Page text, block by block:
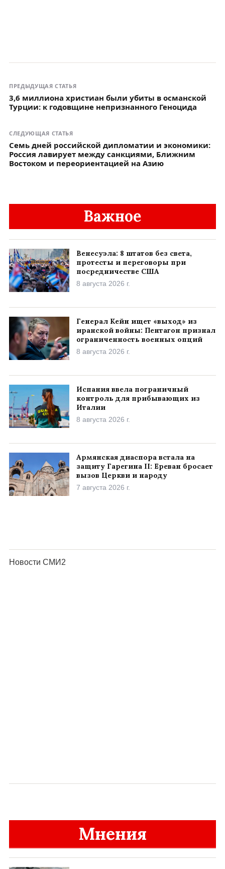
ПРЕДЫДУЩАЯ СТАТЬЯ
3,6 миллиона христиан были убиты в османской
Турции: к годовщине непризнанного Геноцида
СЛЕДУЮЩАЯ СТАТЬЯ
Семь дней российской дипломатии и экономики:
Россия лавирует между санкциями, Ближним
Востоком и переориентацией на Азию
Важное
Венесуэла: 8 штатов без света,
протесты и переговоры при
посредничестве США
8 августа 2026 г.
Генерал Кейн ищет «выход» из
иранской войны: Пентагон признал
ограниченность военных опций
8 августа 2026 г.
Испания ввела пограничный
контроль для прибывающих из
Италии
8 августа 2026 г.
Армянская диаспора встала на
защиту Гарегина II: Ереван бросает
вызов Церкви и народу
7 августа 2026 г.
Мнения